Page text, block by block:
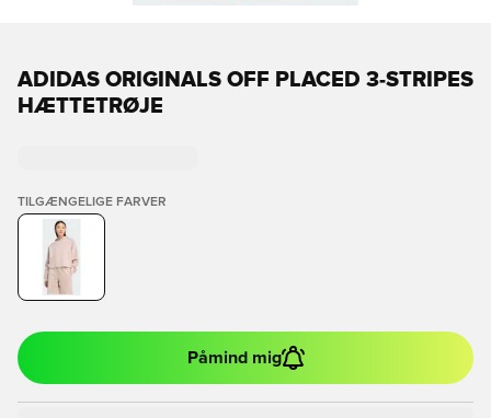
ADIDAS ORIGINALS OFF PLACED 3-STRIPES
HÆTTETRØJE
TILGÆNGELIGE FARVER
Påmind mig